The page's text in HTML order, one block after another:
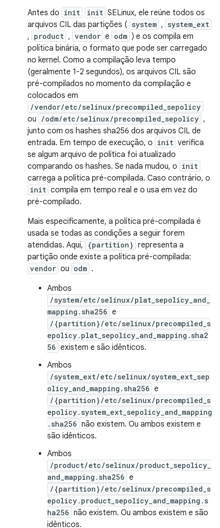
Antes do init init SELinux, ele reúne todos os
arquivos CIL das partições ( system , system_ext
, product , vendor e odm ) e os compila em
política binária, o formato que pode ser carregado
no kernel. Como a compilação leva tempo
(geralmente 1-2 segundos), os arquivos CIL são
pré-compilados no momento da compilação e
colocados em
/vendor/etc/selinux/precompiled_sepolicy
ou /odm/etc/selinux/precompiled_sepolicy ,
junto com os hashes sha256 dos arquivos CIL de
entrada. Em tempo de execução, o init verifica
se algum arquivo de política foi atualizado
comparando os hashes. Se nada mudou, o init
carrega a política pré-compilada. Caso contrário, o
init compila em tempo real e o usa em vez do
pré-compilado.
Mais especificamente, a política pré-compilada é
usada se todas as condições a seguir forem
atendidas. Aqui,
{partition} representa a
partição onde existe a política pré-compilada:
vendor ou odm .
Ambos
/system/etc/selinux/plat_sepolicy_and_
mapping.sha256 e
/{partition}/etc/selinux/precompiled_s
epolicy.plat_sepolicy_and_mapping.sha2
56 existem e são idênticos.
Ambos
/system_ext/etc/selinux/system_ext_sep
olicy_and_mapping.sha256 e
/{partition}/etc/selinux/precompiled_s
epolicy.system_ext_sepolicy_and_mapping
.sha256 não existem. Ou ambos existem e
são idênticos.
Ambos
/product/etc/selinux/product_sepolicy_
and_mapping.sha256 e
/{partition}/etc/selinux/precompiled_s
epolicy.product_sepolicy_and_mapping.s
ha256 não existem. Ou ambos existem e são
idênticos.